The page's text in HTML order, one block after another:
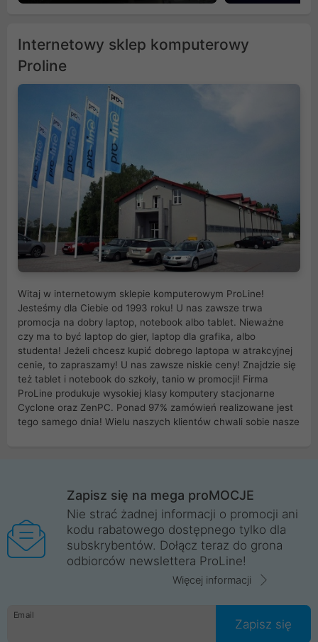
Internetowy sklep komputerowy
Proline
Witaj w internetowym sklepie komputerowym ProLine!
Jesteśmy dla Ciebie od 1993 roku! U nas zawsze trwa
promocja na dobry laptop, notebook albo tablet. Nieważne
czy ma to być laptop do gier, laptop dla grafika, albo
studenta! Jeżeli chcesz kupić dobrego laptopa w atrakcyjnej
cenie, to zapraszamy! U nas zawsze niskie ceny! Znajdzie się
też tablet i notebook do szkoły, tanio w promocji! Firma
ProLine produkuje wysokiej klasy komputery stacjonarne
Cyclone oraz ZenPC. Ponad 97% zamówień realizowane jest
tego samego dnia! Wielu naszych klientów chwali sobie nasze
Wrocław, Poznań, Legnica, Katowice, Gliwice, Kalisz, Bytom,
Trzebnica, Opole. Szybka i profesjonalna obsługa!
ProLine to polska firma ze 100% polskim kapitałem. Działamy
legalnie i płacimy podatki w naszym kraju! Posiadamy siedzibę
główną w Mirkowie oraz salony na terenie kraju. Cała
komunikacja ze sklepem komputerowym ProLine jest
danych osobowych. Dlatego zakup notebooka albo laptopa w
ProLine to czysta przyjemność i pełne bezpieczeństwo.
Zaopatrzysz się u nas w akcesoria i części komputerowe
Zapisz się na mega proMOCJE
Nie strać żadnej informacji o promocji ani
kodu rabatowego dostępnego tylko dla
subskrybentów. Dołącz teraz do grona
odbiorców newslettera ProLine!
Więcej informacji
Email
Zapisz się